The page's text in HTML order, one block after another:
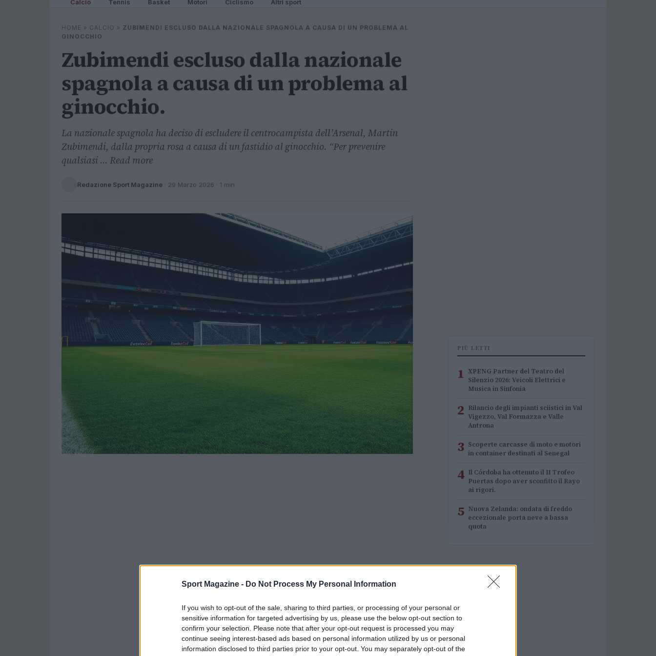
Sport Magazine - Do Not Process My Personal Information
If you wish to opt-out of the sale, sharing to third parties, or processing of your personal or
sensitive information for targeted advertising by us, please use the below opt-out section to
confirm your selection. Please note that after your opt-out request is processed you may
continue seeing interest-based ads based on personal information utilized by us or personal
information disclosed to third parties prior to your opt-out. You may separately opt-out of the
Calcio Tennis Basket Motori Ciclismo Altri sport
HOME » CALCIO » ZUBIMENDI ESCLUSO DALLA NAZIONALE SPAGNOLA A CAUSA DI UN PROBLEMA AL
GINOCCHIO
Zubimendi escluso dalla nazionale
spagnola a causa di un problema al
ginocchio.
La nazionale spagnola ha deciso di escludere il centrocampista dell’Arsenal, Martin
Zubimendi, dalla propria rosa a causa di un fastidio al ginocchio. “Per prevenire
qualsiasi ... Read more
Redazione Sport Magazine · 29 Marzo 2026 · 1 min
PIÙ LETTI
1 XPENG Partner del Teatro del
Silenzio 2026: Veicoli Elettrici e
Musica in Sinfonia
2 Rilancio degli impianti sciistici in Val
Vigezzo, Val Formazza e Valle
Antrona
3 Scoperte carcasse di moto e motori
in container destinati al Senegal
4 Il Córdoba ha ottenuto il II Trofeo
Puertas dopo aver sconfitto il Rayo
ai rigori.
5 Nuova Zelanda: ondata di freddo
eccezionale porta neve a bassa
quota